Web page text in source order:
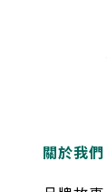
關於我們